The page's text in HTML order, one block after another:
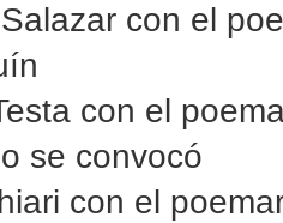
con el
con el
se convocó
con el